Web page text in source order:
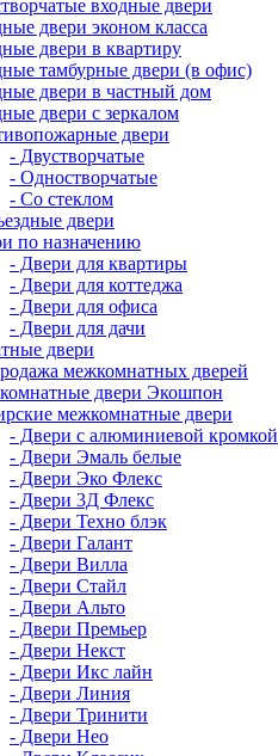
входные двери
двери эконом класса
двери в квартиру
тамбурные двери (в офис)
двери в частный дом
двери с зеркалом
двери
- Двустворчатые
- Одностворчатые
- Со стеклом
двери
по назначению
- Двери для квартиры
- Двери для коттеджа
- Двери для офиса
- Двери для дачи
двери
межкомнатных дверей
двери Экошпон
межкомнатные двери
- Двери с алюминиевой кромкой
- Двери Эмаль белые
- Двери Эко Флекс
- Двери 3Д Флекс
- Двери Техно блэк
- Двери Галант
- Двери Вилла
- Двери Стайл
- Двери Альто
- Двери Премьер
- Двери Некст
- Двери Икс лайн
- Двери Линия
- Двери Тринити
- Двери Нео